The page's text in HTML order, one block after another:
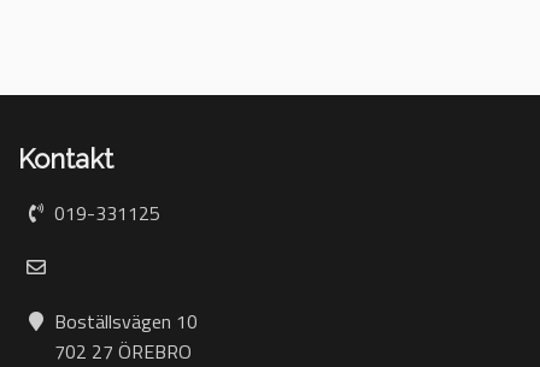
Kontakt
019-331125
Boställsvägen 10
702 27 ÖREBRO